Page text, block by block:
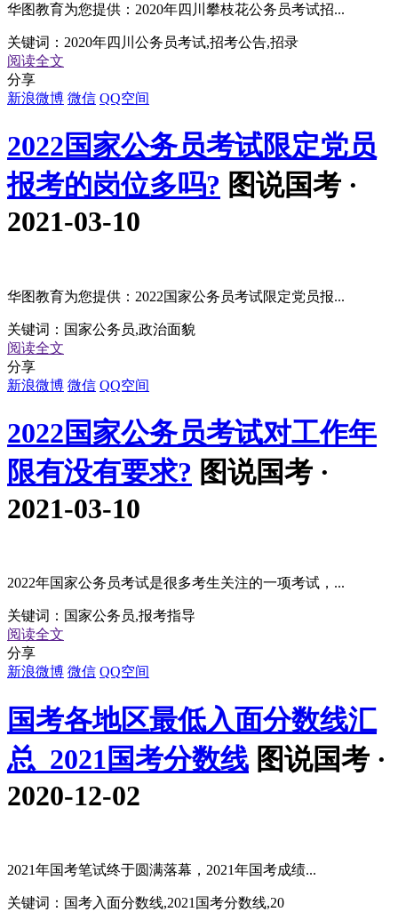
华图教育为您提供：2020年四川攀枝花公务员考试招...
关键词： 2020年四川公务员考试,招考公告,招录
阅读全文
分享
新浪微博 微信 QQ空间
2022国家公务员考试限定党员
报考的岗位多吗? 图说国考 ·
2021-03-10
华图教育为您提供：2022国家公务员考试限定党员报...
关键词： 国家公务员,政治面貌
阅读全文
分享
新浪微博 微信 QQ空间
2022国家公务员考试对工作年
限有没有要求? 图说国考 ·
2021-03-10
2022年国家公务员考试是很多考生关注的一项考试，...
关键词： 国家公务员,报考指导
阅读全文
分享
新浪微博 微信 QQ空间
国考各地区最低入面分数线汇
总_2021国考分数线 图说国考 ·
2020-12-02
2021年国考笔试终于圆满落幕，2021年国考成绩...
关键词： 国考入面分数线,2021国考分数线,20